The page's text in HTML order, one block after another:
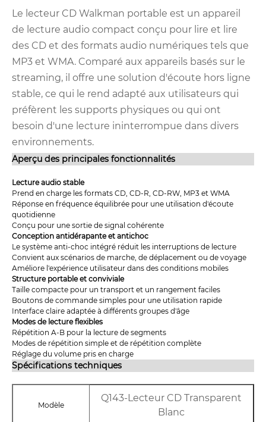
Le lecteur CD Walkman portable est un appareil
de lecture audio compact conçu pour lire et lire
des CD et des formats audio numériques tels que
MP3 et WMA. Comparé aux appareils basés sur le
streaming, il offre une solution d'écoute hors ligne
stable, ce qui le rend adapté aux utilisateurs qui
préfèrent les supports physiques ou qui ont
besoin d'une lecture ininterrompue dans divers
environnements.
Aperçu des principales fonctionnalités
Lecture audio stable
Prend en charge les formats CD, CD-R, CD-RW, MP3 et WMA
Réponse en fréquence équilibrée pour une utilisation d'écoute
quotidienne
Conçu pour une sortie de signal cohérente
Conception antidérapante et antichoc
Le système anti-choc intégré réduit les interruptions de lecture
Convient aux scénarios de marche, de déplacement ou de voyage
Améliore l'expérience utilisateur dans des conditions mobiles
Structure portable et conviviale
Taille compacte pour un transport et un rangement faciles
Boutons de commande simples pour une utilisation rapide
Interface claire adaptée à différents groupes d'âge
Modes de lecture flexibles
Répétition A-B pour la lecture de segments
Modes de répétition simple et de répétition complète
Réglage du volume pris en charge
Spécifications techniques
Modèle
Q143-Lecteur CD Transparent
Blanc